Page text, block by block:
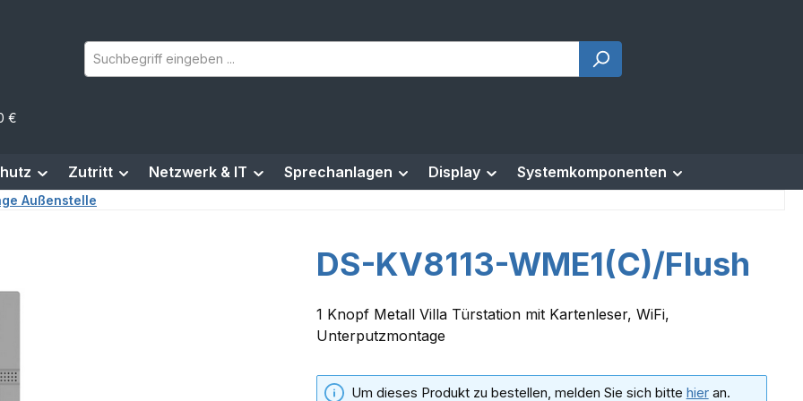
€
Zutritt Netzwerk & IT Sprechanlagen Display Systemkomponenten
Außenstelle
DS-KV8113-WME1(C)/Flush
1 Knopf Metall Villa Türstation mit Kartenleser, WiFi,
Unterputzmontage
Um dieses Produkt zu bestellen, melden Sie sich bitte hieran.